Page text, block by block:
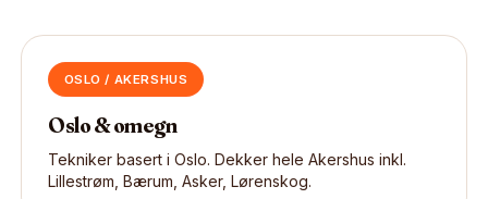
OSLO / AKERSHUS
Oslo & omegn
Tekniker basert i Oslo. Dekker hele Akershus inkl.
Lillestrøm, Bærum, Asker, Lørenskog.